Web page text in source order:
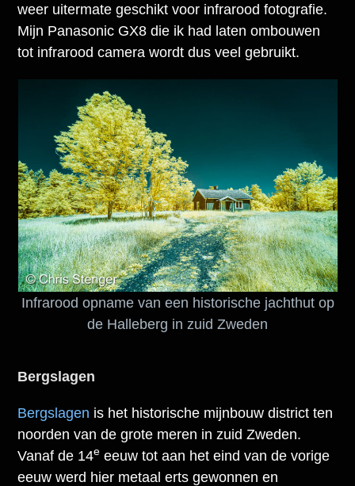
weer uitermate geschikt voor infrarood fotografie.
Mijn Panasonic GX8 die ik had laten ombouwen
tot infrarood camera wordt dus veel gebruikt.
Infrarood opname van een historische jachthut op
de Halleberg in zuid Zweden
Bergslagen
Bergslagen is het historische mijnbouw district ten
noorden van de grote meren in zuid Zweden.
Vanaf de 14e eeuw tot aan het eind van de vorige
eeuw werd hier metaal erts gewonnen en